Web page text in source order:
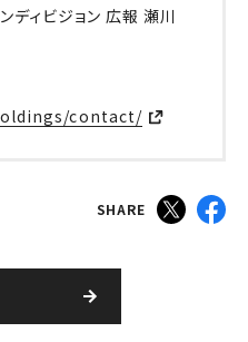
ディビジョン 広報 瀬川
contact/
SHARE